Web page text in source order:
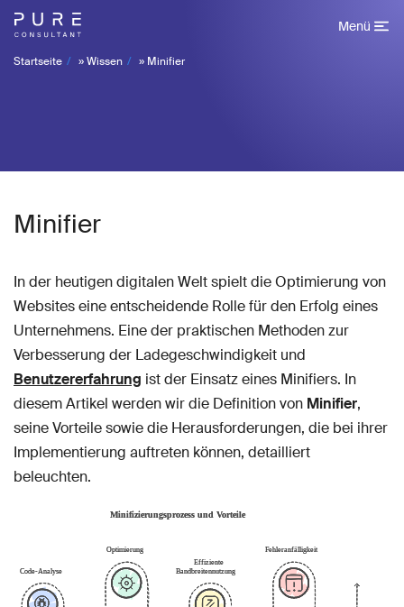
Menü
Startseite »Wissen » Minifier
Minifier
In der heutigen digitalen Welt spielt die Optimierung von
Websites eine entscheidende Rolle für den Erfolg eines
Unternehmens. Eine der praktischen Methoden zur
Verbesserung der Ladegeschwindigkeit und
Benutzererfahrung ist der Einsatz eines Minifiers. In
diesem Artikel werden wir die Definition von Minifier,
seine Vorteile sowie die Herausforderungen, die bei ihrer
Implementierung auftreten können, detailliert
beleuchten.